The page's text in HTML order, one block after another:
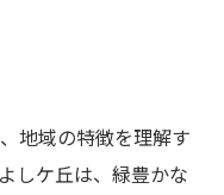
地域の特徴を理解す
しケ丘は、緑豊かな